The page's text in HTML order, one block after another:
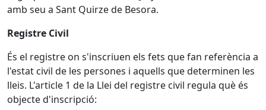
amb seu a Sant Quirze de Besora.
Registre Civil
És el registre on s'inscriuen els fets que fan referència a
l'estat civil de les persones i aquells que determinen les
lleis. L'article 1 de la Llei del registre civil regula què és
objecte d'inscripció: